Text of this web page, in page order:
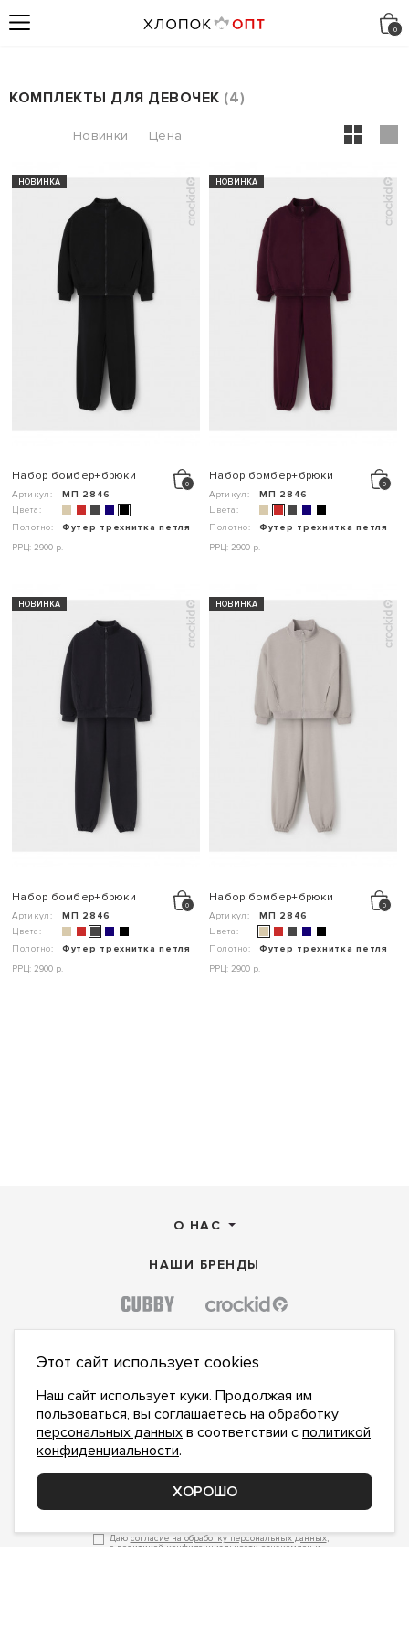
КОМПЛЕКТЫ ДЛЯ ДЕВОЧЕК 4
НОВИНКА
Набор бомбер+брюки
Артикул:
МП 2846
Цвета:
Полотно:
Футер трехнитка петля
РРЦ: 2900 р.
НОВИНКА
Набор бомбер+брюки
Артикул:
МП 2846
Цвета:
Полотно:
Футер трехнитка петля
РРЦ: 2900 р.
НОВИНКА
Набор бомбер+брюки
Артикул:
МП 2846
Цвета:
Полотно:
Футер трехнитка петля
РРЦ: 2900 р.
НОВИНКА
Набор бомбер+брюки
Артикул:
МП 2846
Цвета:
Полотно:
Футер трехнитка петля
РРЦ: 2900 р.
О НАС
НАШИ БРЕНДЫ
ПОДПИСАТЬСЯ НА НОВОСТИ:
Даю согласие на обработку персональных данных,
с политикой конфиденциальности ознакомлен и
Этот сайт использует cookies
Наш сайт использует куки. Продолжая им
пользоваться, вы соглашаетесь на обработку
персональных данных в соответствии с политикой
конфиденциальности.
ХОРОШО